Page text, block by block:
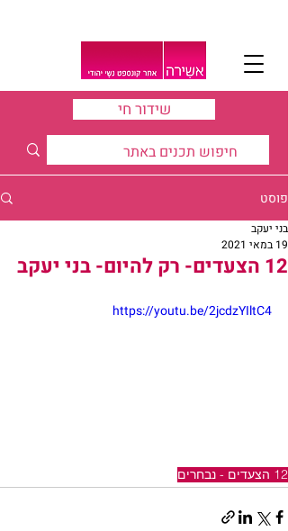
שידור חי
פוסט
12 הצעדים- רק להיום- בני יעקב
בני יעקב
19 במאי 2021
https://youtu.be/2jcdzYIltC4
12 הצעדים - נבחרים